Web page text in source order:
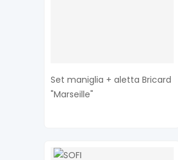
Set maniglia + aletta Bricard
"Marseille"